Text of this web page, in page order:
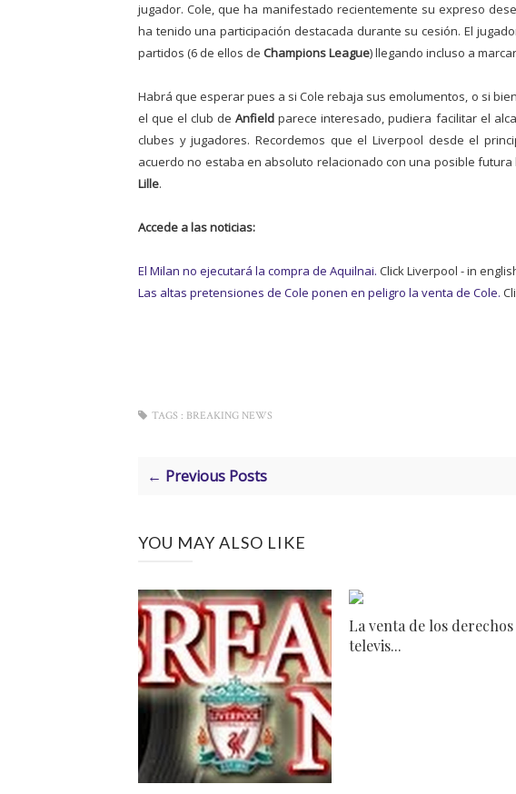
jugador. Cole, que ha manifestado recientemente su expreso
ha tenido una participación destacada durante su cesión. El
partidos (6 de ellos de Champions League) llegando incluso a
Habrá que esperar pues a si Cole rebaja sus emolumentos, o si
el que el club deAnfield parece interesado, pudiera facilitar el
clubes y jugadores. Recordemos que el Liverpool desde el
acuerdo no estaba en absoluto relacionado con una posible
Lille.
Accede a las noticias:
El Milan no ejecutará la compra de Aquilnai. Click Liverpool - in
Las altas pretensiones de Cole ponen en peligro la venta de Cole.
TAGS : BREAKING NEWS
← Previous Posts
YOU MAY ALSO LIKE
La venta de los
televis...